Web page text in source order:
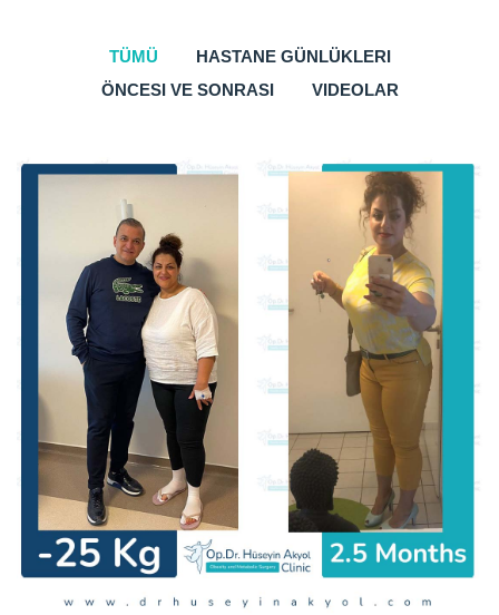
TÜMÜ
HASTANE GÜNLÜKLERI
ÖNCESI VE SONRASI
VIDEOLAR